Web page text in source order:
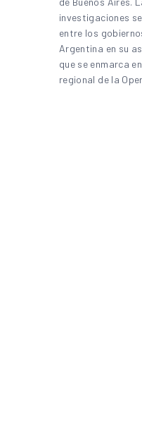
investigaciones
entre los
Argentina en su
que se enmarca
regional de la